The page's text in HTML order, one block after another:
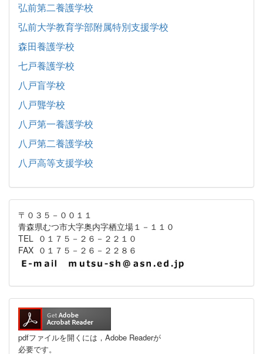
弘前第二養護学校
弘前大学教育学部附属特別支援学校
森田養護学校
七戸養護学校
八戸盲学校
八戸聾学校
八戸第一養護学校
八戸第二養護学校
八戸高等支援学校
〒０３５－００１１
青森県むつ市大字奥内字栖立場１－１１０
TEL ０１７５－２６－２２１０
FAX ０１７５－２６－２２８６
pdfファイルを開くには，Adobe Readerが
必要です。